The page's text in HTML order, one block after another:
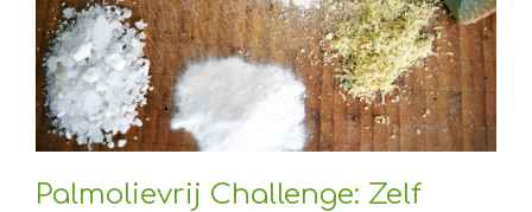
Palmolievrij Challenge: Zelf